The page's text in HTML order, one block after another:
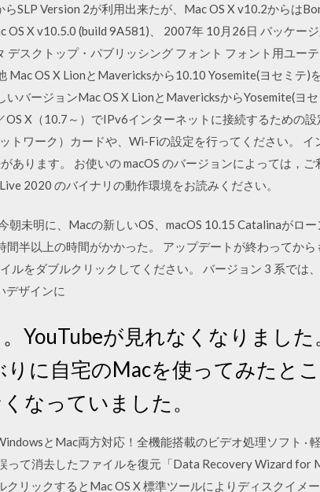
らSLP Version 2が利用出来たが、Mac OS X v10.2からは
OS X v10.5.0 (build 9A581)、 2007年 10月26日 パッケー
デスクトップ・パブリッシング フォント フォント用ユー
Mac OS X LionとMavericksから10.10 Yosemite(ヨセミテ)
バージョンMac OS X LionとMavericksからYosemite(ヨ
OS X（10.7～）でIPv6インターネットに接続するための
トワーク）カードや、Wi-Fiの設定を行ってください。 イ
あります。 お使いの macOS のバージョンによっては，
2020 のバイナリの動作環境をお読みください。
未明に、Macの新しいOS、macOS 10.15 Catalinaがロ
半以上の時間がかかった。 アップデートが終わってか
ルをダブルクリックしてください。 バージョン 3 系では
デザインに
YouTubeが見れなくなりまし
に自宅のMacを使ってみたと
なっていました。
とMac両方対応！全機能搭載のビデオ処理ソフト ·
って消去したファイルを復元「Data Recovery Wizard
クリックするとMac OS X 標準ツールによりディスクイメ